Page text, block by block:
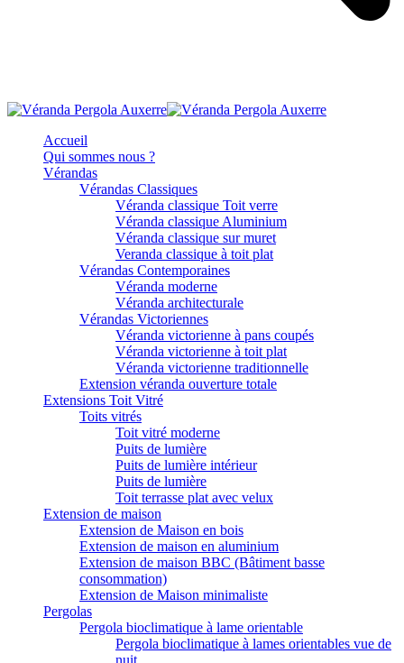
Accueil
Qui sommes nous ?
Vérandas
Vérandas Classiques
Véranda classique Toit verre
Véranda classique Aluminium
Véranda classique sur muret
Veranda classique à toit plat
Vérandas Contemporaines
Véranda moderne
Véranda architecturale
Vérandas Victoriennes
Véranda victorienne à pans coupés
Véranda victorienne à toit plat
Véranda victorienne traditionnelle
Extension véranda ouverture totale
Extensions Toit Vitré
Toits vitrés
Toit vitré moderne
Puits de lumière
Puits de lumière intérieur
Puits de lumière
Toit terrasse plat avec velux
Extension de maison
Extension de Maison en bois
Extension de maison en aluminium
Extension de maison BBC (Bâtiment basse
consommation)
Extension de Maison minimaliste
Pergolas
Pergola bioclimatique à lame orientable
Pergola bioclimatique à lames orientables vue de
nuit